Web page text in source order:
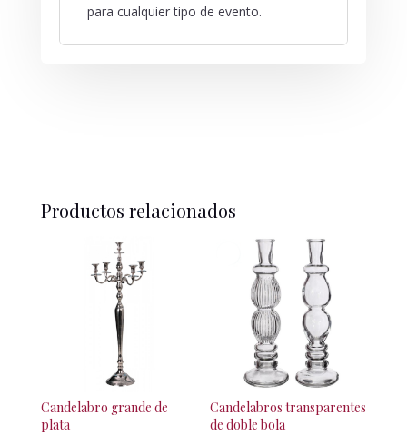
para cualquier tipo de evento.
Productos relacionados
Candelabro grande de
plata
Candelabros transparentes
de doble bola